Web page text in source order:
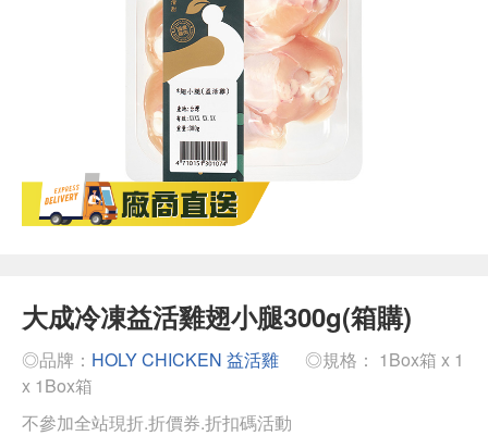
大成冷凍益活雞翅小腿300g(箱購)
◎品牌： HOLY CHICKEN 益活雞
◎規格： 1Box箱 x 1
x 1Box箱
不參加全站現折.折價券.折扣碼活動